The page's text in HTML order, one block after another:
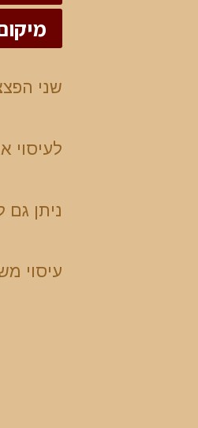
שני
לעיסוי
ניתן גם
עיסוי